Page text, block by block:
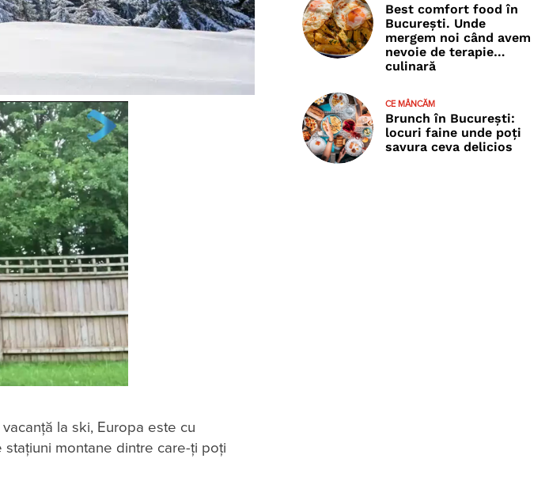
la ski, Europa este cu
montane dintre care-ți poţi
Best comfort food în
București. Unde
mergem noi când avem
nevoie de terapie…
culinară
CE MÂNCĂM
Brunch în București:
locuri faine unde poţi
savura ceva delicios